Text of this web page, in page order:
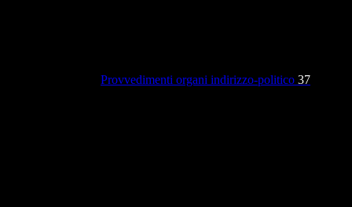
Provvedimenti organi indirizzo-politico 37